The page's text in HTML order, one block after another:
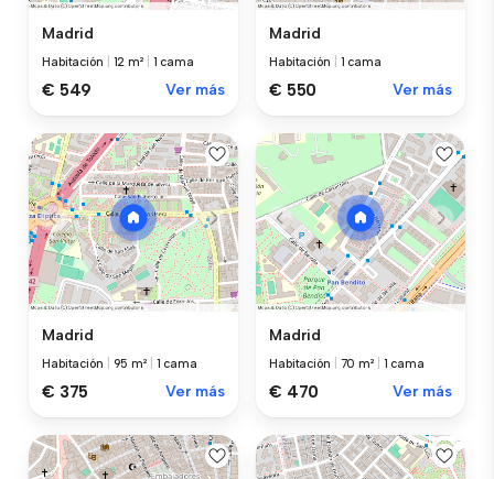
Madrid
Habitación 12 m² 1 cama
€ 549 Ver más
Madrid
Habitación 1 cama
€ 550 Ver más
Madrid
Habitación 95 m² 1 cama
€ 375 Ver más
Madrid
Habitación 70 m² 1 cama
€ 470 Ver más